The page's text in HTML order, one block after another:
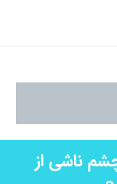
ناشی از